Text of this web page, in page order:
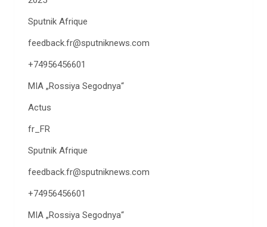
Sputnik Afrique
feedback.fr@sputniknews.com
+74956456601
MIA „Rossiya Segodnya“
Actus
fr_FR
Sputnik Afrique
feedback.fr@sputniknews.com
+74956456601
MIA „Rossiya Segodnya“